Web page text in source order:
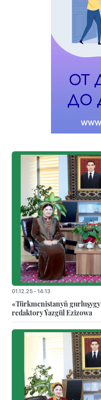
01.12.25 - 14:13
«Türkmenistanyň
redaktory Ýazgül Ezizowa